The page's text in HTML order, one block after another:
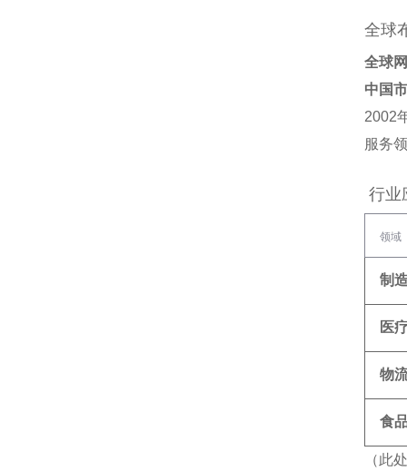
全球
全球
中国
2002
服务
行业
领域
制
医
物
食
（此